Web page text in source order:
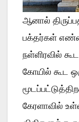
ஆனால்
பக்தர்கள்
நள்ளிரவில்
கோயில் கூட
கேரளாவில்